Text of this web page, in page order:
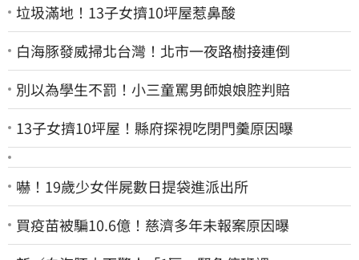
垃圾滿地！13子女擠10坪屋惹鼻酸
白海豚發威掃北台灣！北市一夜路樹接連倒
別以為學生不罰！小三童罵男師娘娘腔判賠
13子女擠10坪屋！縣府探視吃閉門羹原因曝
嚇！19歲少女伴屍數日提袋進派出所
買疫苗被騙10.6億！慈濟多年未報案原因曝